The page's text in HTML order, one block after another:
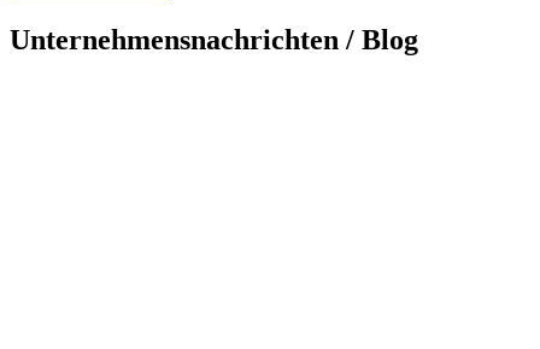
Unternehmensnachrichten / Blog